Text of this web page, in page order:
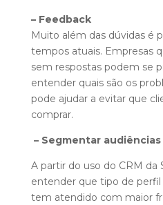
– Feedback
Muito além das dúvidas é
tempos atuais. Empresas
sem respostas podem se
entender quais são os
pode ajudar a evitar que
comprar.
– Segmentar audiências
A partir do uso do CRM da
entender que tipo de
tem atendido com maior